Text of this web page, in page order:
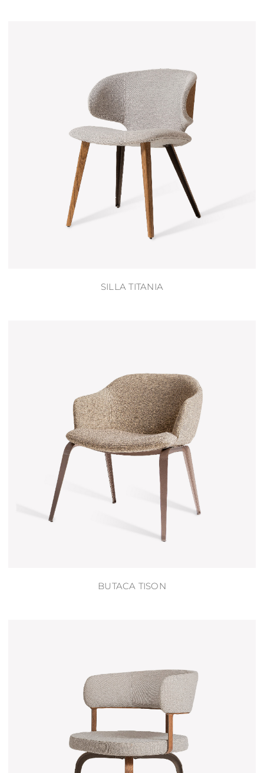
SILLA TITANIA
BUTACA TISON